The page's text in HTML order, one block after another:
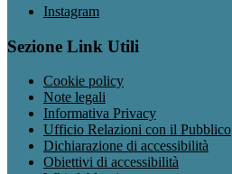
Instagram
Sezione Link Utili
Cookie policy
Note legali
Informativa Privacy
Ufficio Relazioni con il Pubblico
Dichiarazione di accessibilità
Obiettivi di accessibilità